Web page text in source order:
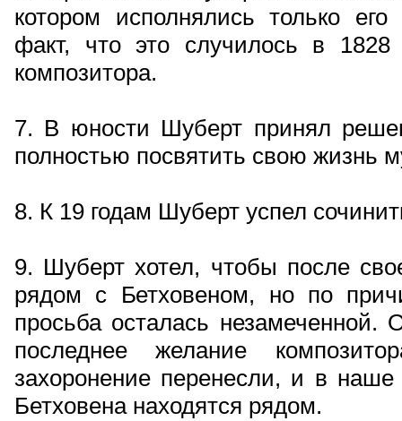
котором исполнялись только
факт, что это случилось в
композитора.
7. В юности Шуберт принял
полностью посвятить свою жизнь
8. К 19 годам Шуберт успел
9. Шуберт хотел, чтобы после
рядом с Бетховеном, но по
просьба осталась незамеченной.
последнее желание
захоронение перенесли, и в
Бетховена находятся рядом.